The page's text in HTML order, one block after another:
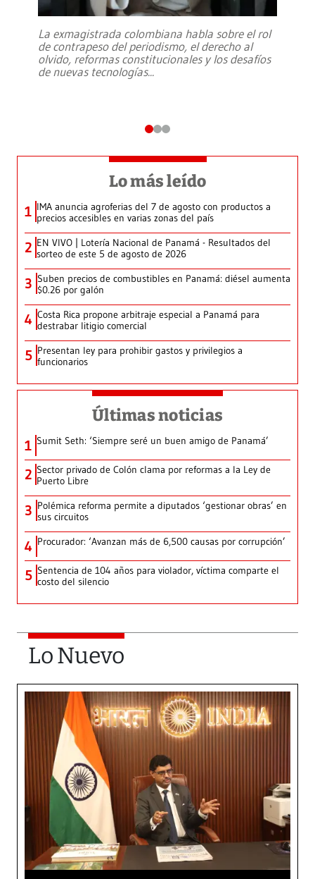
La exmagistrada colombiana habla sobre el rol
de contrapeso del periodismo, el derecho al
olvido, reformas constitucionales y los desafíos
de nuevas tecnologías...
Lo más leído
1 IMA anuncia agroferias del 7 de agosto con productos a
precios accesibles en varias zonas del país
2 EN VIVO | Lotería Nacional de Panamá - Resultados del
sorteo de este 5 de agosto de 2026
3 Suben precios de combustibles en Panamá: diésel aumenta
$0.26 por galón
4 Costa Rica propone arbitraje especial a Panamá para
destrabar litigio comercial
5 Presentan ley para prohibir gastos y privilegios a
funcionarios
Últimas noticias
1 Sumit Seth: ‘Siempre seré un buen amigo de Panamá’
2 Sector privado de Colón clama por reformas a la Ley de
Puerto Libre
3 Polémica reforma permite a diputados ‘gestionar obras’ en
sus circuitos
4 Procurador: ‘Avanzan más de 6,500 causas por corrupción’
5 Sentencia de 104 años para violador, víctima comparte el
costo del silencio
Lo Nuevo